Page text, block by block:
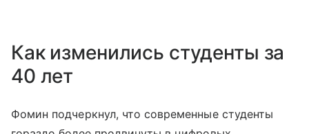
Как изменились студенты за
40 лет
Фомин подчеркнул, что современные студенты